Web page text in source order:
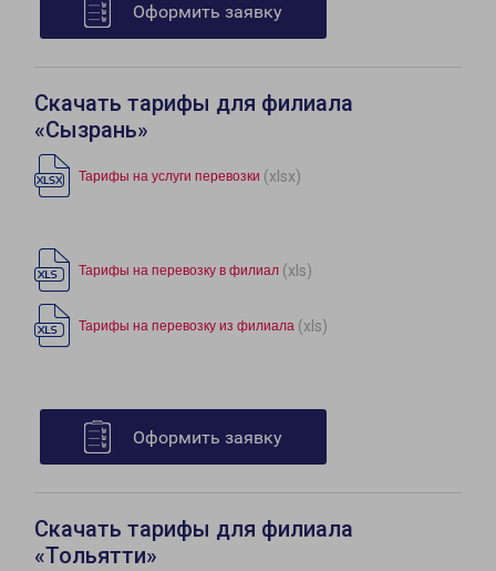
Оформить заявку
Скачать тарифы для филиала
«Сызрань»
Тарифы на услуги перевозки (xlsx)
Тарифы на перевозку в филиал (xls)
Тарифы на перевозку из филиала (xls)
Оформить заявку
Скачать тарифы для филиала
«Тольятти»